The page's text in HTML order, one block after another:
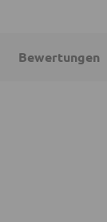
Bewertungen